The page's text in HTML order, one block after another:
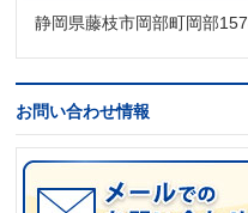
静岡県藤枝市岡部町岡部
お問い合わせ情報